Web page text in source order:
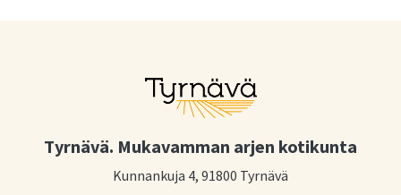
Tyrnävä. Mukavamman arjen kotikunta
Kunnankuja 4, 91800 Tyrnävä